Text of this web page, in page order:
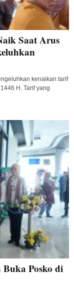
Saat Arus
kenaikan tarif
H. Tarif yang
Posko di